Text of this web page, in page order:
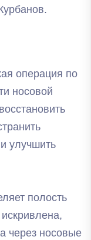
операция по
носовой
улучшить
полость
через носовые